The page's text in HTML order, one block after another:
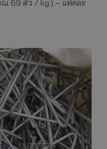
ณ 69 ตัว / kg.) – แพ็คละ